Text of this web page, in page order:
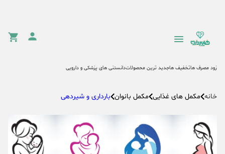
زود مصرف هاتخفیف هاجدید ترین محصولاتدانستنی های پزشکی و دارویی
خانه مکمل های غذایی مکمل بانوان بارداری و شیردهی